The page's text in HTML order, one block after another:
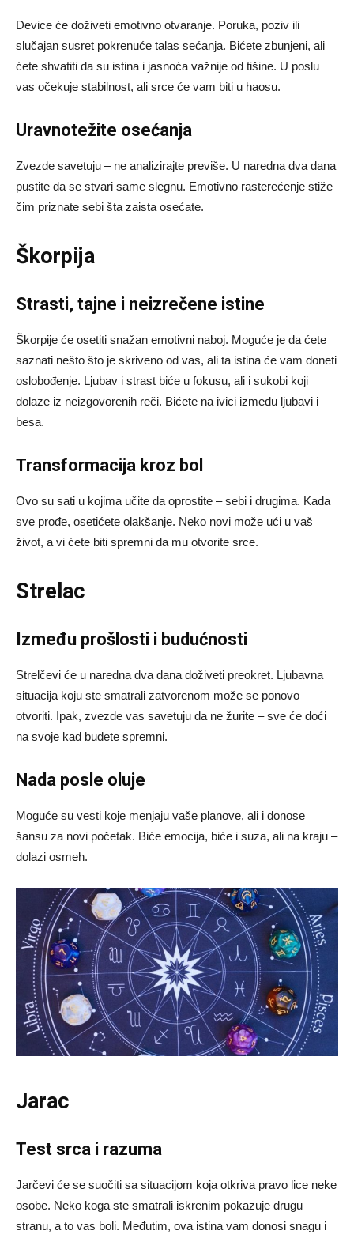
Device će doživeti emotivno otvaranje. Poruka, poziv ili
slučajan susret pokrenuće talas sećanja. Bićete zbunjeni, ali
ćete shvatiti da su istina i jasnoća važnije od tišine. U poslu
vas očekuje stabilnost, ali srce će vam biti u haosu.
Uravnotežite osećanja
Zvezde savetuju – ne analizirajte previše. U naredna dva dana
pustite da se stvari same slegnu. Emotivno rasterećenje stiže
čim priznate sebi šta zaista osećate.
Škorpija
Strasti, tajne i neizrečene istine
Škorpije će osetiti snažan emotivni naboj. Moguće je da ćete
saznati nešto što je skriveno od vas, ali ta istina će vam doneti
oslobođenje. Ljubav i strast biće u fokusu, ali i sukobi koji
dolaze iz neizgovorenih reči. Bićete na ivici između ljubavi i
besa.
Transformacija kroz bol
Ovo su sati u kojima učite da oprostite – sebi i drugima. Kada
sve prođe, osetićete olakšanje. Neko novi može ući u vaš
život, a vi ćete biti spremni da mu otvorite srce.
Strelac
Između prošlosti i budućnosti
Strelčevi će u naredna dva dana doživeti preokret. Ljubavna
situacija koju ste smatrali zatvorenom može se ponovo
otvoriti. Ipak, zvezde vas savetuju da ne žurite – sve će doći
na svoje kad budete spremni.
Nada posle oluje
Moguće su vesti koje menjaju vaše planove, ali i donose
šansu za novi početak. Biće emocija, biće i suza, ali na kraju –
dolazi osmeh.
Jarac
Test srca i razuma
Jarčevi će se suočiti sa situacijom koja otkriva pravo lice neke
osobe. Neko koga ste smatrali iskrenim pokazuje drugu
stranu, a to vas boli. Međutim, ova istina vam donosi snagu i